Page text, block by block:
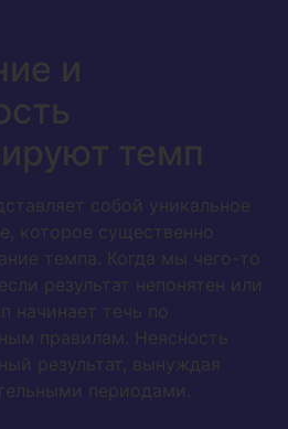
и
темп
собой уникальное
которое существенно
темпа. Когда мы чего-то
результат непонятен или
начинает течь по
правилам. Неясность
результат, вынуждая
периодами.